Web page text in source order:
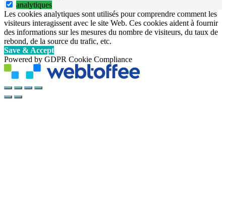
analytiques
Les cookies analytiques sont utilisés pour comprendre comment les
visiteurs interagissent avec le site Web. Ces cookies aident à fournir
des informations sur les mesures du nombre de visiteurs, du taux de
rebond, de la source du trafic, etc.
Save & Accept
Powered by GDPR Cookie Compliance